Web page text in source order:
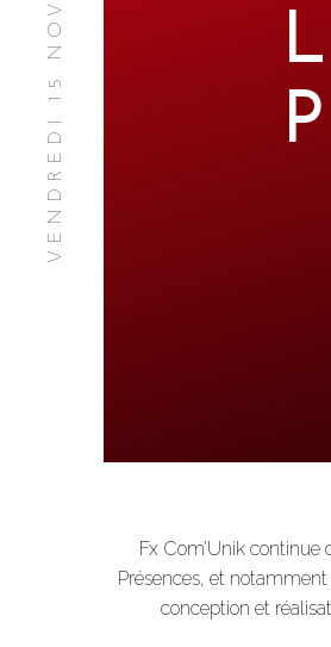
Fx Com’Unik
Présences, et notamment
conception et